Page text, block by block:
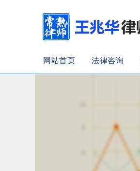
网站首页 法律咨询